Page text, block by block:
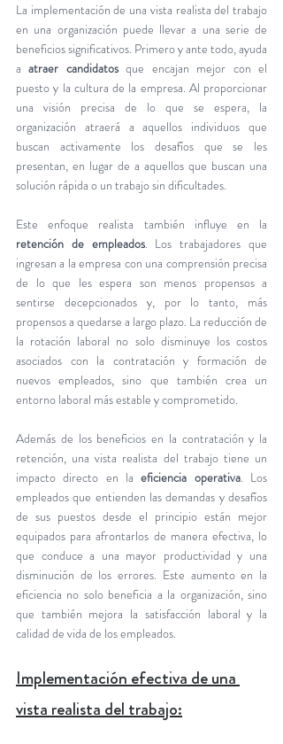
La implementación de una vista realista del trabajo
en una organización puede llevar a una serie de
beneficios significativos. Primero y ante todo, ayuda
a atraer candidatos que encajan mejor con el
puesto y la cultura de la empresa. Al proporcionar
una visión precisa de lo que se espera, la
organización atraerá a aquellos individuos que
buscan activamente los desafíos que se les
presentan, en lugar de a aquellos que buscan una
solución rápida o un trabajo sin dificultades.
retención de empleados. Los trabajadores que
ingresan a la empresa con una comprensión precisa
de lo que les espera son menos propensos a
sentirse decepcionados y, por lo tanto, más
propensos a quedarse a largo plazo. La reducción de
la rotación laboral no solo disminuye los costos
asociados con la contratación y formación de
nuevos empleados, sino que también crea un
entorno laboral más estable y comprometido.
Además de los beneficios en la contratación y la
retención, una vista realista del trabajo tiene un
impacto directo en la eficiencia operativa. Los
empleados que entienden las demandas y desafíos
de sus puestos desde el principio están mejor
equipados para afrontarlos de manera efectiva, lo
que conduce a una mayor productividad y una
disminución de los errores. Este aumento en la
eficiencia no solo beneficia a la organización, sino
que también mejora la satisfacción laboral y la
calidad de vida de los empleados.
Implementación efectiva de una
vista realista del trabajo: